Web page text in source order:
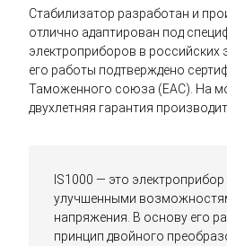
Стабилизатор разработан и
отлично адаптирован под
электроприборов в российских
его работы подтверждено
Таможенного союза (EAC). На
двухлетняя гарантия
IS1000 — это
улучшенными
напряжения. В основу его
принцип двойного